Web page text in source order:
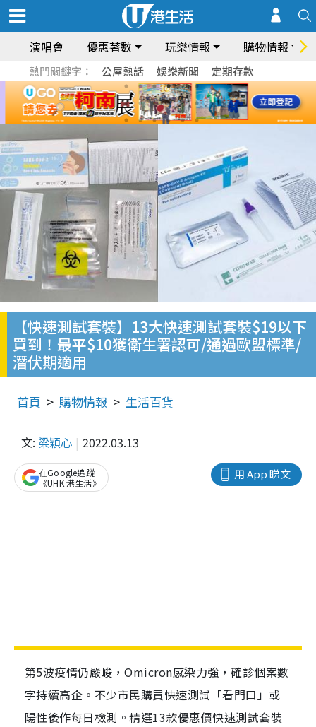
演唱會 優惠著數 玩樂情報 購物情報
熱門關鍵字： 公屋熱話 娛樂新聞 定期存款
【快速測試套裝】13大快速測試套裝$19以下
買到！最平$10獲衛生署認可/通過歐盟標準/
潛伏期適用
首頁 購物情報 生活百貨
文: 梁穎心 2022.03.13
用 App 睇文
在Google追蹤
《UHK 港生活》
第5波疫情仍嚴峻，Omicron感染力強，確診個案數
字持續高企。不少市民購買快速測試「看門口」或
陽性後作每日檢測。精選13款優惠價快速測試套裝